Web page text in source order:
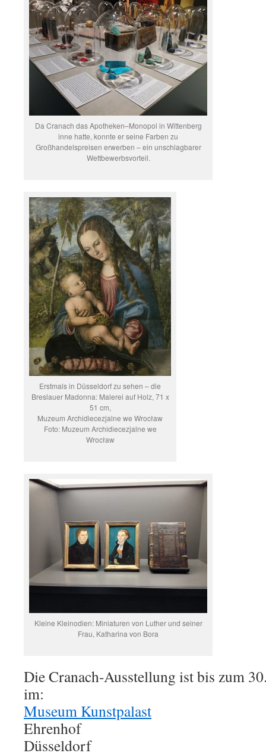
Da Cranach das Apotheken–Monopol in Wittenberg
inne hatte, konnte er seine Farben zu
Großhandelspreisen erwerben – ein unschlagbarer
Wettbewerbsvorteil.
Erstmals in Düsseldorf zu sehen – die
Breslauer Madonna: Malerei auf Holz, 71 x
51 cm,
Muzeum Archidiecezjalne we Wrocław
Foto: Muzeum Archidiecezjalne we
Wrocław
Kleine Kleinodien: Miniaturen von Luther und seiner
Frau, Katharina von Bora
Die Cranach-Ausstellung ist bis zum
im:
Museum Kunstpalast
Ehrenhof
Düsseldorf